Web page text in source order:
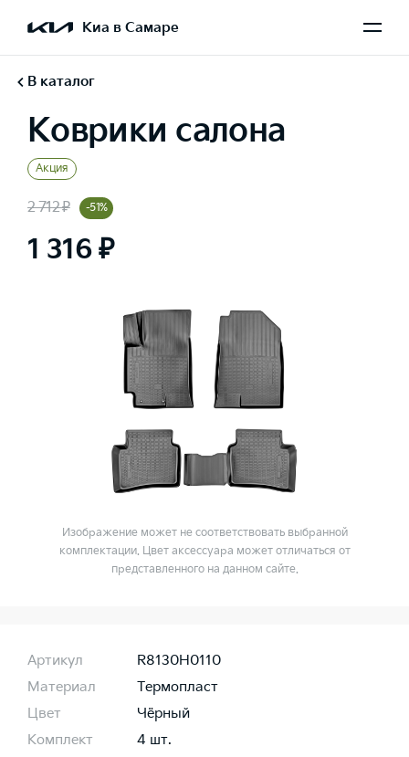
Киа в Самаре
В каталог
Коврики салона
Акция
2 712 ₽ -51%
1 316 ₽
Изображение может не соответствовать выбранной
комплектации. Цвет аксессуара может отличаться от
представленного на данном сайте.
Артикул
R8130H0110
Материал
Термопласт
Цвет
Чёрный
Комплект
4 шт.